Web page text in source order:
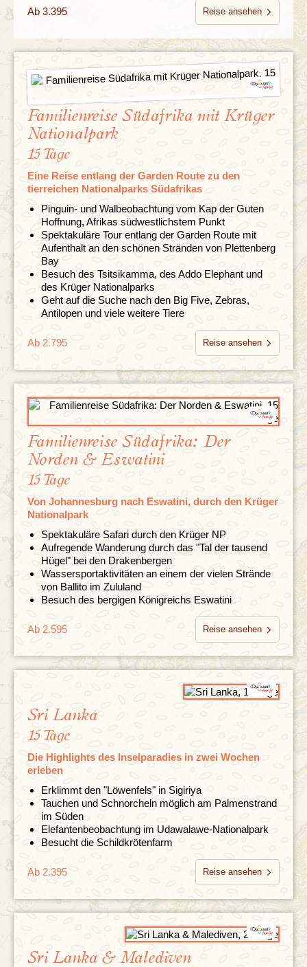
Ab 3.395 Reise ansehen
Familienreise Südafrika mit Krüger
Nationalpark
15 Tage
Eine Reise entlang der Garden Route zu den
tierreichen Nationalparks Südafrikas
Pinguin- und Walbeobachtung vom Kap der Guten
Hoffnung, Afrikas südwestlichstem Punkt
Spektakuläre Tour entlang der Garden Route mit
Aufenthalt an den schönen Stränden von Plettenberg
Bay
Besuch des Tsitsikamma, des Addo Elephant und
des Krüger Nationalparks
Geht auf die Suche nach den Big Five, Zebras,
Antilopen und viele weitere Tiere
Ab 2.795 Reise ansehen
Familienreise Südafrika: Der
Norden & Eswatini
15 Tage
Von Johannesburg nach Eswatini, durch den Krüger
Nationalpark
Spektakuläre Safari durch den Krüger NP
Aufregende Wanderung durch das "Tal der tausend
Hügel" bei den Drakenbergen
Wassersportaktivitäten an einem der vielen Strände
von Ballito im Zululand
Besuch des bergigen Königreichs Eswatini
Ab 2.595 Reise ansehen
Sri Lanka
15 Tage
Die Highlights des Inselparadies in zwei Wochen
erleben
Erklimmt den "Löwenfels" in Sigiriya
Tauchen und Schnorcheln möglich am Palmenstrand
im Süden
Elefantenbeobachtung im Udawalawe-Nationalpark
Besucht die Schildkrötenfarm
Ab 2.395 Reise ansehen
Sri Lanka & Malediven